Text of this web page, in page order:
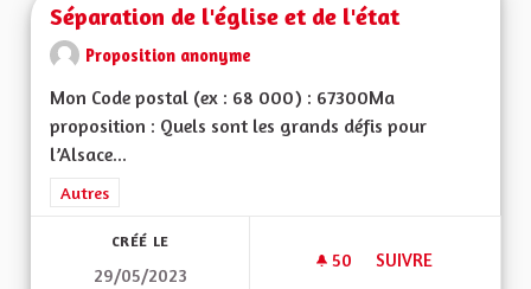
Séparation de l'église et de l'état
Proposition anonyme
Mon Code postal (ex : 68 000) : 67300Ma
proposition : Quels sont les grands défis pour
l’Alsace...
Filtrer les résultats de la catégorie : Autres
Autres
CRÉÉ LE
29/05/2023
50 50 ABONNÉS
SUIVRE